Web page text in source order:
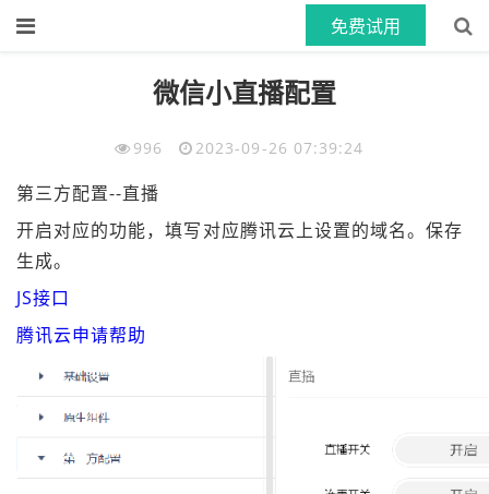
免费试用
首页
微信小直播配置
996 2023-09-26 07:39:24
第三方配置--直播
开启对应的功能，填写对应腾讯云上设置的域名。保存
生成。
JS接口
腾讯云申请帮助